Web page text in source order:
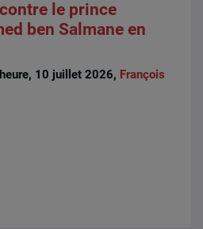
le prince
ben Salmane en
10 juillet 2026, François